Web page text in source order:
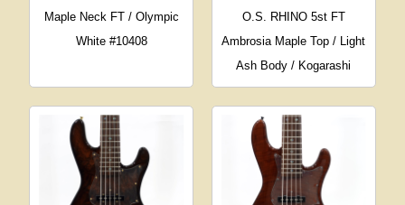
Maple Neck FT / Olympic
White #10408
O.S. RHINO 5st FT
Ambrosia Maple Top / Light
Ash Body / Kogarashi